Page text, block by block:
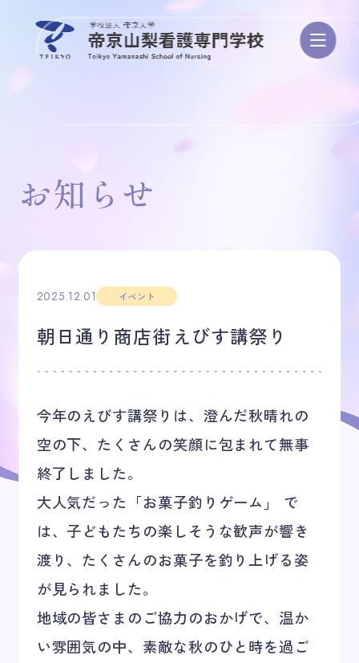
学び・カリキュラム
入試・学費
オープンキャンパス
アクセス
お問い合わせ
お知らせ
2025.12.01 イベント
朝日通り商店街えびす講祭り
今年のえびす講祭りは、澄んだ秋晴れの
空の下、たくさんの笑顔に包まれて無事
終了しました。
大人気だった「お菓子釣りゲーム」 で
は、子どもたちの楽しそうな歓声が響き
渡り、たくさんのお菓子を釣り上げる姿
が見られました。
地域の皆さまのご協力のおかげで、温か
い雰囲気の中、素敵な秋のひと時を過ご